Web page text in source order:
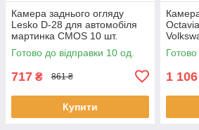
Камера заднього огляду
Lesko D-28 для автомобіля
мартинка CMOS 10 шт.
Готово до відправки 10 од.
717 ₴ 861 ₴
Купити
10шт
1 106